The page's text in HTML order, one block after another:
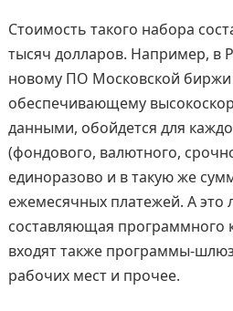
Стоимость такого набора
тысяч долларов. Например, в
новому ПО Московской биржи
обеспечивающему
данными, обойдется для
(фондового, валютного,
единоразово и в такую же
ежемесячных платежей. А это
составляющая программного
входят также программы-
рабочих мест и прочее.